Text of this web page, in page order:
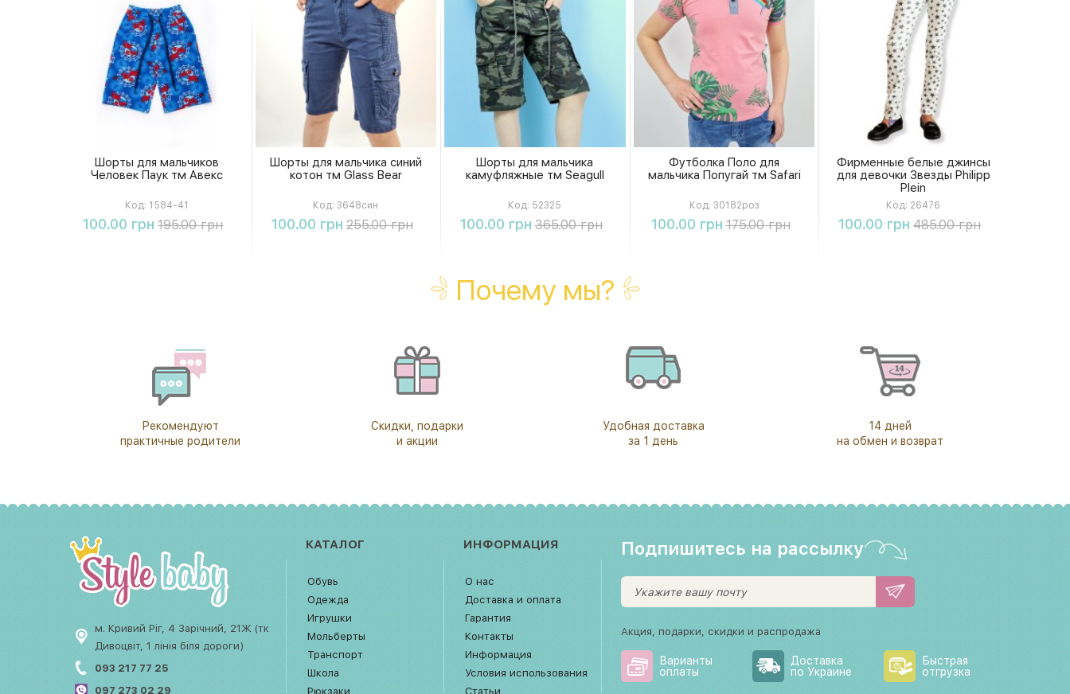
Шорты для мальчиков
Человек Паук тм Авекс
Код: 1584-41
100.00 грн 195.00 грн
Купить
Шорты для мальчика синий
котон тм Glass Bear
Код: 3648син
100.00 грн 255.00 грн
Купить
Шорты для мальчика
камуфляжные тм Seagull
Код: 52325
100.00 грн 365.00 грн
Купить
Футболка Поло для
мальчика Попугай тм Safari
Код: 30182роз
100.00 грн 175.00 грн
Купить
Фирменные белые джинсы
для девочки Звезды Philipp
Plein
Код: 26476
100.00 грн 485.00 грн
Купить
Почему мы?
Рекомендуют
практичные родители
Скидки, подарки
и акции
Удобная доставка
за 1 день
14 дней
на обмен и возврат
м. Кривий Ріг, 4 Зарічний, 21Ж (тк
Дивоцвіт, 1 лінія біля дороги)
093 217 77 25
097 273 02 29
КАТАЛОГ
Обувь
Одежда
Игрушки
Мольберты
Транспорт
Школа
Рюкзаки
ИНФОРМАЦИЯ
О нас
Доставка и оплата
Гарантия
Контакты
Информация
Условия использования
Статьи
Подпишитесь на рассылку
Акция, подарки, скидки и распродажа
Варианты
оплаты
Доставка
по Украине
Быстрая
отгрузка